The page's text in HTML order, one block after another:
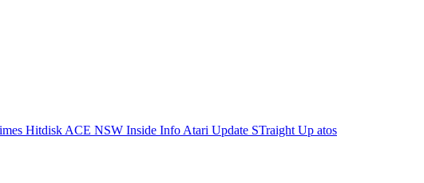
Hitdisk ACE NSW Inside Info Atari Update STraight Up atos